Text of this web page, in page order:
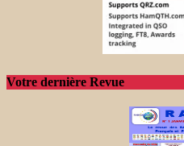
Votre dernière Revue